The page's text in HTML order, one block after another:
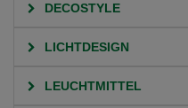
DECOSTYLE
LICHTDESIGN
LEUCHTMITTEL